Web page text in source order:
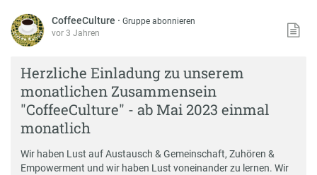
CoffeeCulture ·Gruppe abonnieren
vor 3 Jahren
Herzliche Einladung zu unserem
monatlichen Zusammensein
"CoffeeCulture" - ab Mai 2023 einmal
monatlich
Wir haben Lust auf Austausch & Gemeinschaft, Zuhören &
Empowerment und wir haben Lust voneinander zu lernen. Wir